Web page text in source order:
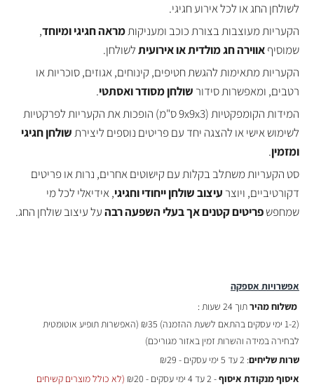
אפשרויות אספקה
משלוח מהירתוך 24 שעות :
(1-2 ימי עסקים בהתאם לשעת ההזמנה)
₪35 (האפשרות תופיע אוטומטית
לבחירה במידה והשרות זמין באזור מגוריכם)
שרות שליחים: 2 עד 5 ימי עסקים - ₪29
איסוף מנקודת איסוף- 2 עד 4 ימי עסקים - ₪20
(לא כולל מוצרים קשיחים
לשולחן החג או לכל אירוע חגיגי.
הקעריות מעוצבות בצורת כוכב ומעניקותמראה חגיגי ומיוחד,
שמוסיףאווירה חג מולדית או אירועיתלשולחן.
הקעריות מתאימות להגשת חטיפים, קינוחים, אגוזים, סוכריות או
רטבים, ומאפשרות סידור שולחן מסודר ואסתטי.
המידות הקומפקטיות (9x9x3 ס"מ) הופכות את הקעריות לפרקטיות
לשימוש אישי או להצגה יחד עם פריטים נוספים ליצירתשולחן חגיגי
ומזמין.
סט הקעריות משתלב בקלות עם קישוטים אחרים, נרות או פריטים
דקורטיביים, ויוצר עיצוב שולחן ייחודי וחגיגי, אידיאלי לכל מי
שמחפשפריטים קטנים אך בעלי השפעה רבהעל עיצוב שולחן החג.